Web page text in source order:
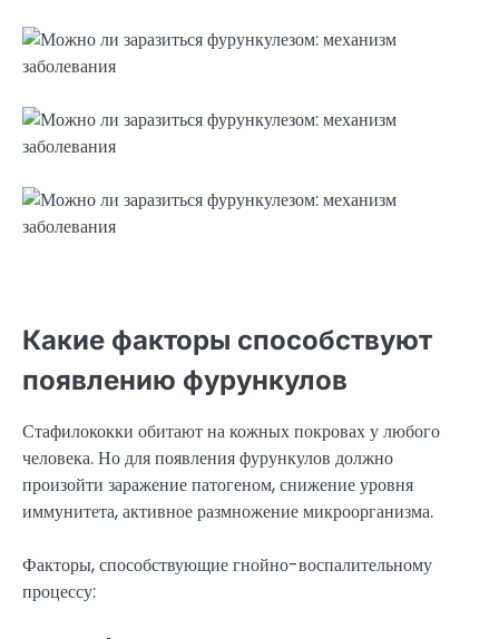
Какие факторы способствуют
появлению фурункулов
Стафилококки обитают на кожных покровах у любого
человека. Но для появления фурункулов должно
произойти заражение патогеном, снижение уровня
иммунитета, активное размножение микроорганизма.
Факторы, способствующие гнойно-воспалительному
процессу: